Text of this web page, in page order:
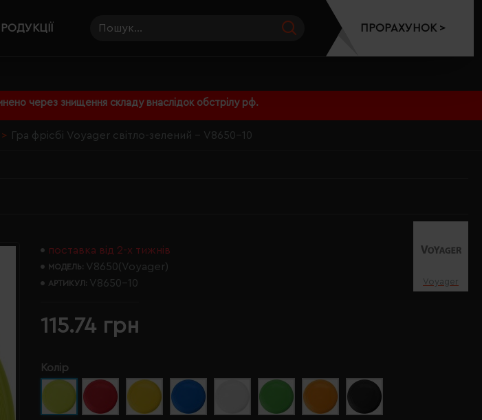
через знищення складу внаслідок обстрілу рф.
ПРОРАХУНОК >
Гра фрісбі Voyager світло-зелений - V8650-10
поставка від 2-х тижнів
МОДЕЛЬ: V8650(Voyager)
АРТИКУЛ: V8650-10 Voyager
115.74 грн
Колір